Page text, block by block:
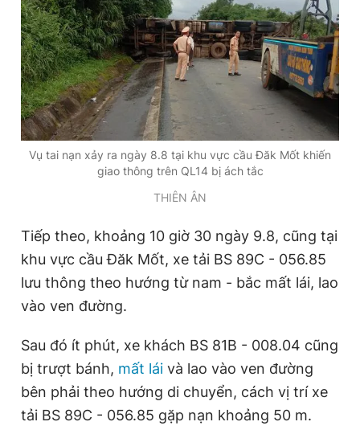
Vụ tai nạn xảy ra ngày 8.8 tại khu vực cầu Đăk Mốt khiến
giao thông trên QL14 bị ách tắc
THIÊN ÂN
Tiếp theo, khoảng 10 giờ 30 ngày 9.8, cũng tại
khu vực cầu Đăk Mốt, xe tải BS 89C - 056.85
lưu thông theo hướng từ nam - bắc mất lái, lao
vào ven đường.
Sau đó ít phút, xe khách BS 81B - 008.04 cũng
bị trượt bánh, mất lái và lao vào ven đường
bên phải theo hướng di chuyển, cách vị trí xe
tải BS 89C - 056.85 gặp nạn khoảng 50 m.